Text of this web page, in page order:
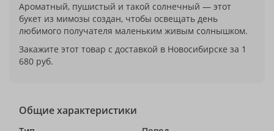
Ароматный, пушистый и такой солнечный — этот
букет из мимозы создан, чтобы освещать день
любимого получателя маленьким живым солнышком.
Закажите этот товар с доставкой в Новосибирске за 1
680 руб.
Общие характеристики